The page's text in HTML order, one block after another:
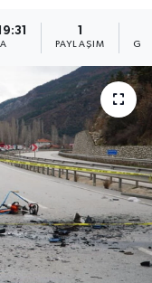
1
PAYLAŞIM